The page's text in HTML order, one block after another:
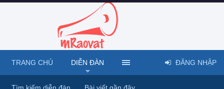
TRANG CHỦ DIỄN ĐÀN ĐĂNG NHẬP